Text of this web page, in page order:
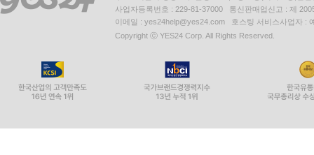
사업자등록번호 : 229-81-37000 통신판매업신고 : 제
이메일 : yes24help@yes24.com 호스팅 서비스사업자 :
Copyright ⓒ YES24 Corp. All Rights Reserved.